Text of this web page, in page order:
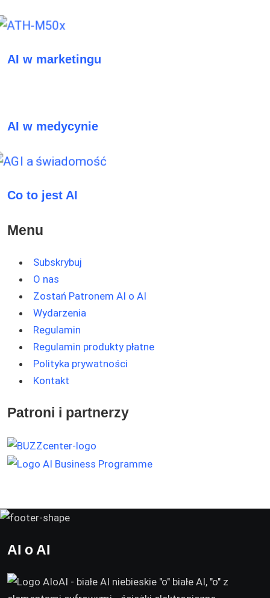
AI w marketingu
AI w medycynie
Co to jest AI
Menu
Subskrybuj
O nas
Zostań Patronem AI o AI
Wydarzenia
Regulamin
Regulamin produkty płatne
Polityka prywatności
Kontakt
Patroni i partnerzy
AI o AI